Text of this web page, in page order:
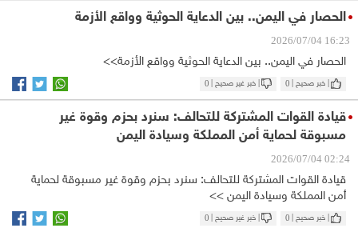
الحصار في اليمن.. بين الدعاية الحوثية وواقع الأزمة
16:23 2026/07/04
الحصار في اليمن.. بين الدعاية الحوثية وواقع الأزمة>>
| خبر صحيح | 0 | خبر غير صحيح | 0
قيادة القوات المشتركة للتحالف: سنرد بحزم وقوة غير
مسبوقة لحماية أمن المملكة وسيادة اليمن
02:24 2026/07/04
قيادة القوات المشتركة للتحالف: سنرد بحزم وقوة غير مسبوقة لحماية
أمن المملكة وسيادة اليمن >>
| خبر صحيح | 0 | خبر غير صحيح | 0